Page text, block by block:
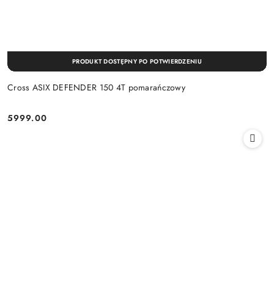
Cross ASIX DEFENDER 150 4T pomarańczowy
Cena:
5999.00
PRODUKT DOSTĘPNY PO POTWIERDZENIU